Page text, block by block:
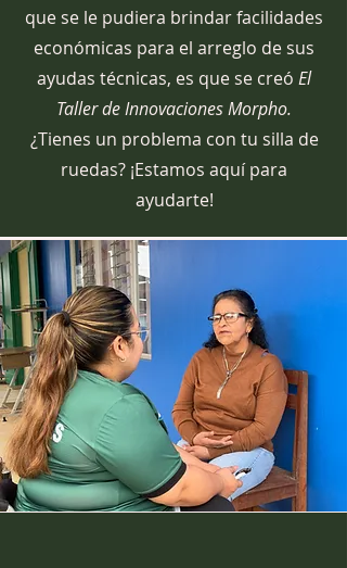
que se le pudiera brindar facilidades
económicas para el arreglo de sus
ayudas técnicas, es que se creó El
Taller de Innovaciones Morpho.
¿Tienes un problema con tu silla de
ruedas? ¡Estamos aquí para
ayudarte!